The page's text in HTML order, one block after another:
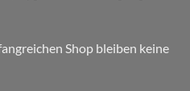
Shop bleiben keine